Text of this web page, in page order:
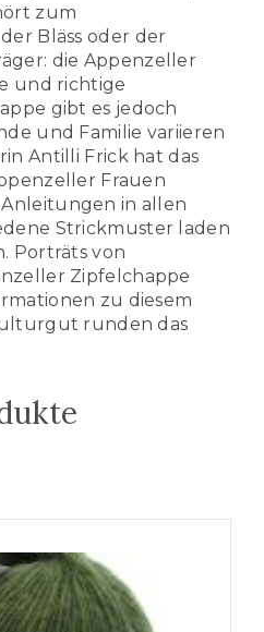
zum
Bläss oder der
die Appenzeller
und richtige
gibt es jedoch
und Familie variieren
Antilli Frick hat das
Frauen
in allen
Strickmuster laden
Porträts von
Zipfelchappe
zu diesem
runden das